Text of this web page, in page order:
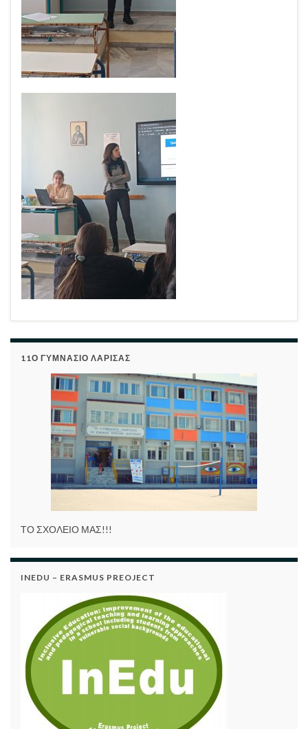
11Ο ΓΥΜΝΑΣΙΟ ΛΑΡΙΣΑΣ
ΤΟ ΣΧΟΛΕΙΟ ΜΑΣ!!!
INEDU – ERASMUS PREOJECT